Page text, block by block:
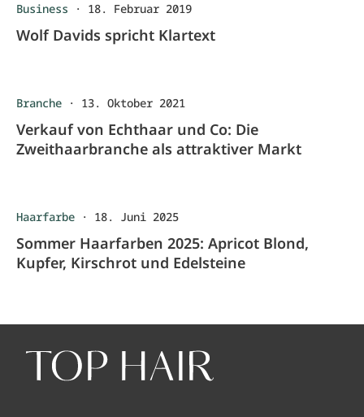
Business · 18. Februar 2019
Wolf Davids spricht Klartext
Branche · 13. Oktober 2021
Verkauf von Echthaar und Co: Die
Zweithaarbranche als attraktiver Markt
Haarfarbe · 18. Juni 2025
Sommer Haarfarben 2025: Apricot Blond,
Kupfer, Kirschrot und Edelsteine